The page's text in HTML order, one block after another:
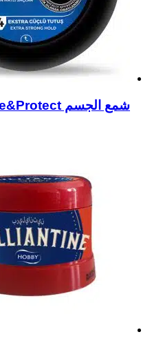
شمع الجسم Hobby Style&Protect واكس